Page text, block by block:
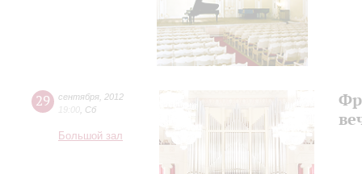
29 сентября 2012
19:00
Сб
Большой зал